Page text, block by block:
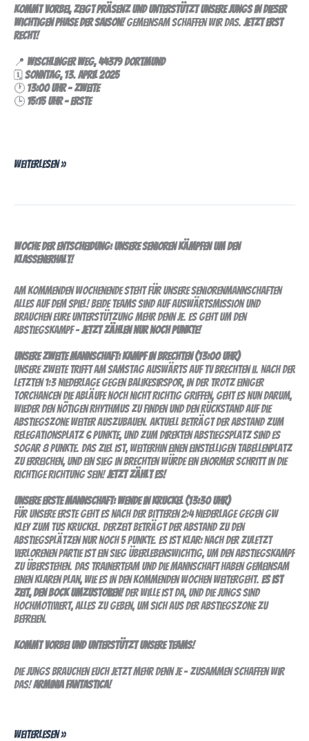
Kommt vorbei, zeigt Präsenz und unterstützt unsere Jungs in dieser
wichtigen Phase der Saison!Gemeinsam schaffen wir das.Jetzt erst
recht!
📍 Wischlinger Weg, 44379 Dortmund
🗓️ Sonntag, 13. April 2025
🕐 13:00 Uhr – Zweite
🕒 15:15 Uhr – Erste
Weiterlesen »
Woche der Entscheidung: Unsere Senioren kämpfen um den
Klassenerhalt!
Am kommenden Wochenende steht für unsere Seniorenmannschaften
alles auf dem Spiel! Beide Teams sind auf Auswärtsmission und
brauchen eure Unterstützung mehr denn je. Es geht um den
Abstiegskampf –jetzt zählen nur noch Punkte!
Unsere Zweite Mannschaft: Kampf in Brechten (13:00 Uhr)
Unsere Zweite trifft am Samstag auswärts auf TV Brechten II. Nach der
letzten 1:3 Niederlage gegen Balikesirspor, in der trotz einiger
Torchancen die Abläufe noch nicht richtig griffen, geht es nun darum,
wieder den nötigen Rhythmus zu finden und den Rückstand auf die
Abstiegszone weiter auszubauen. Aktuell beträgt der Abstand zum
Relegationsplatz 6 Punkte, und zum direkten Abstiegsplatz sind es
sogar 8 Punkte. Das Ziel ist, weiterhin einen einstelligen Tabellenplatz
zu erreichen, und ein Sieg in Brechten würde ein enormer Schritt in die
richtige Richtung sein!Jetzt zählt es!
Unsere Erste Mannschaft: Wende in Kruckel (13:30 Uhr)
Für unsere Erste geht es nach der bitteren 2:4 Niederlage gegen GW
Kley zum TuS Kruckel. Derzeit beträgt der Abstand zu den
Abstiegsplätzen nur noch 5 Punkte. Es ist klar: Nach der zuletzt
verlorenen Partie ist ein Sieg überlebenswichtig, um den Abstiegskampf
zu überstehen. Das Trainerteam und die Mannschaft haben gemeinsam
einen klaren Plan, wie es in den kommenden Wochen weitergeht. Es ist
Zeit, den Bock umzustoßen!Der Wille ist da, und die Jungs sind
hochmotiviert, alles zu geben, um sich aus der Abstiegszone zu
befreien.
Kommt vorbei und unterstützt unsere Teams!
Die Jungs brauchen euch jetzt mehr denn je – zusammen schaffen wir
das!Arminia Fantastica!
Weiterlesen »